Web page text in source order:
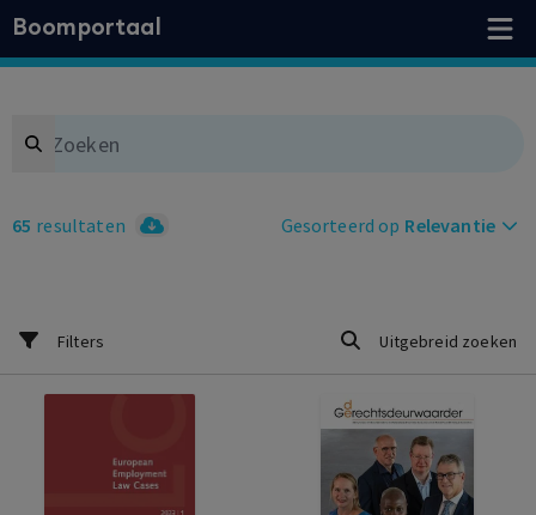
Boomportaal
Search
65 resultaten Gesorteerd op Relevantie
Filters Uitgebreid zoeken